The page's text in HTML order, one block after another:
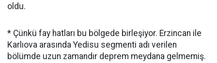
oldu.
* Çünkü fay hatları bu bölgede birleşiyor. Erzincan ile
Karlıova arasında Yedisu segmenti adı verilen
bölümde uzun zamandır deprem meydana gelmemiş.